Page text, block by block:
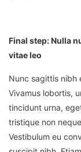
Final step: Nulla
vitae leo
Nunc sagittis nibh
Vivamus lobortis,
tincidunt urna,
tristique non
Vestibulum eu